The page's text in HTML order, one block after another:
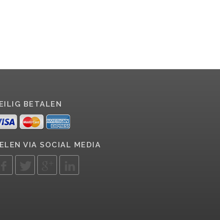
BETALEN
VIA SOCIAL MEDIA